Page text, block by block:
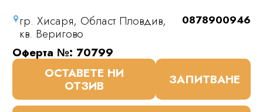
гр. Хисаря, Област Пловдив,
кв. Веригово
0878900946
Оферта №: 70799
ОСТАВЕТЕ НИ
ОТЗИВ ЗАПИТВАНЕ